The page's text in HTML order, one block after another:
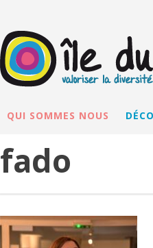
QUI SOMMES NOUS
fado